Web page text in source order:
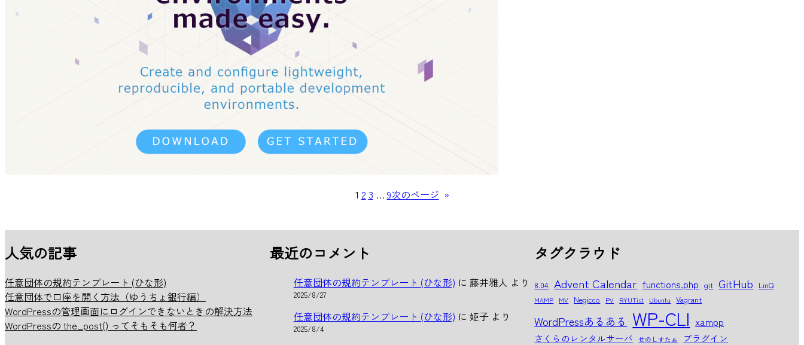
1 2 3 … 9次のページ »
人気の記事
任意団体の規約テンプレート (ひな形)
任意団体で口座を開く方法（ゆうちょ銀行編）
WordPressの管理画面にログインできないときの解決方法
WordPressの the_post() ってそもそも何者？
最近のコメント
任意団体の規約テンプレート (ひな形) に 藤井雅人 より
2025/8/27
任意団体の規約テンプレート (ひな形) に 姫子より
2025/8/4
タグクラウド
8.04 Advent Calendar functions.php git GitHub LinQ
MAMP MV Negicco PV RYUTist Ubuntu Vagrant
WordPressあるある WP-CLI xampp
さくらのレンタルサーバ せのしすたぁ プラグイン